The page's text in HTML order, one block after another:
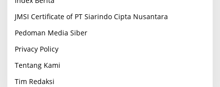
JMSI Certificate of PT Siarindo Cipta Nusantara
Pedoman Media Siber
Privacy Policy
Tentang Kami
Tim Redaksi